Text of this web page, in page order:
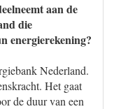
aan de
die
energierekening?
Nederland.
Het gaat
de duur van een